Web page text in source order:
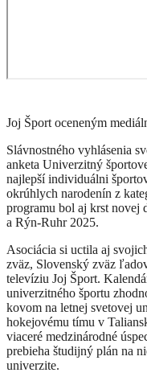
Joj Šport oceneným
Slávnostného vyhlásenia
anketa Univerzitný
najlepší individuálni
okrúhlych narodenín z
programu bol aj krst novej
a Rýn-Ruhr 2025.
Asociácia si uctila aj
zväz, Slovenský zväz
televíziu Joj Šport.
univerzitného športu
kovom na letnej svetovej
hokejovému tímu v
viaceré medzinárodné
prebieha študijný plán na
univerzite.